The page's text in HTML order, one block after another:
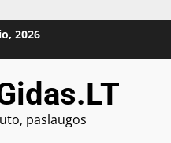
2026
paslaugos